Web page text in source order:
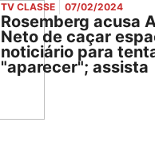
TV CLASSE 07/02/2024
Rosemberg acusa
Neto de caçar
noticiário para
"aparecer"; assista